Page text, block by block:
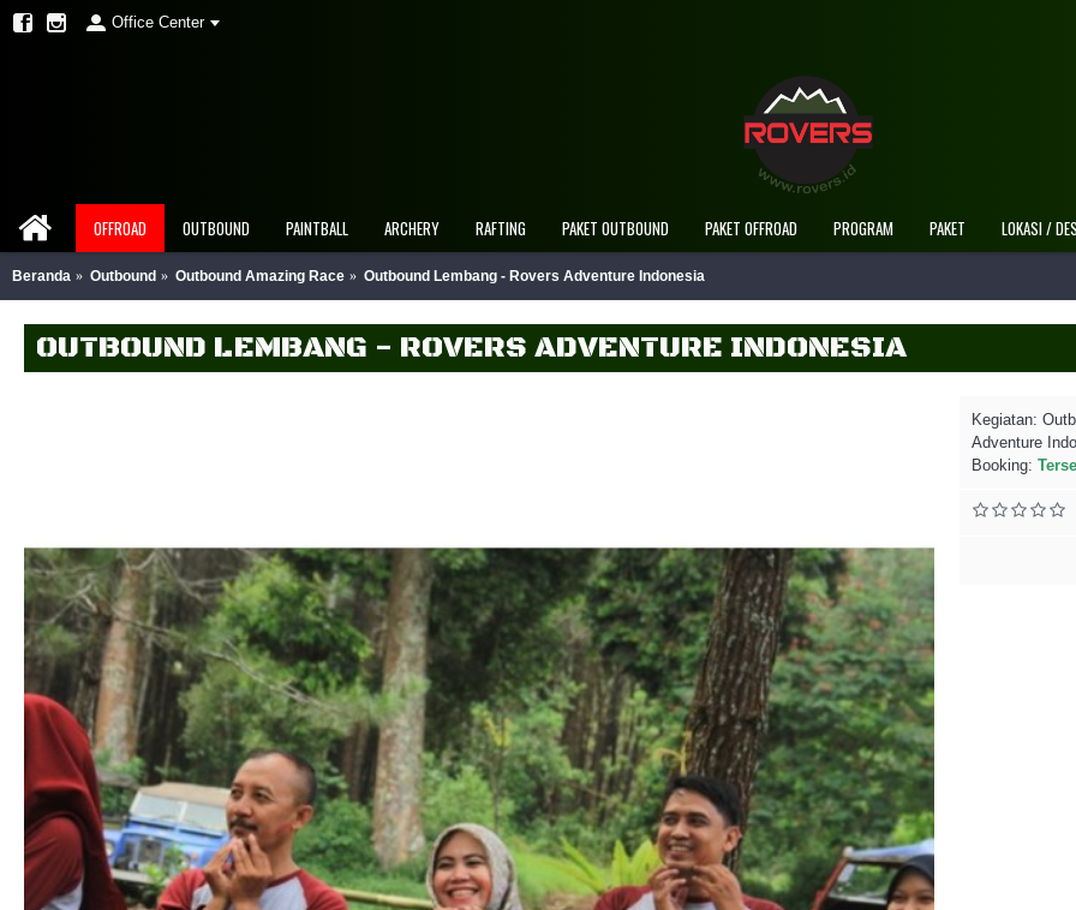
Office Center
OFFROAD OUTBOUND PAINTBALL ARCHERY RAFTING PAKET OUTBOUND PAKET OFFROAD PROGRAM PAKET LOKASI /
Beranda Outbound Outbound Amazing Race Outbound Lembang - Rovers Adventure Indonesia
OUTBOUND LEMBANG - ROVERS ADVENTURE INDONESIA
Kegiatan:
Adventure
Booking: